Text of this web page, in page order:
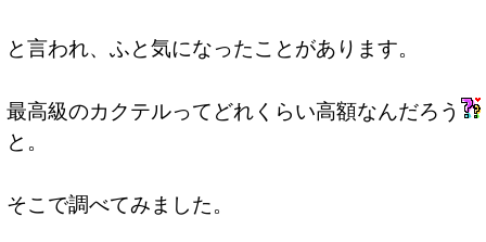
と言われ、ふと気になったことがあります。
最高級のカクテルってどれくらい高額なんだろう
と。
そこで調べてみました。